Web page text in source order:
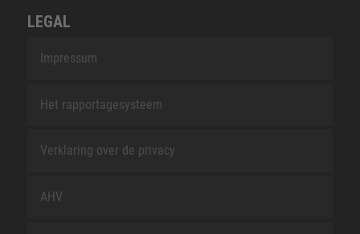
LEGAL
Impressum
Het rapportagesysteem
Verklaring over de privacy
AHV